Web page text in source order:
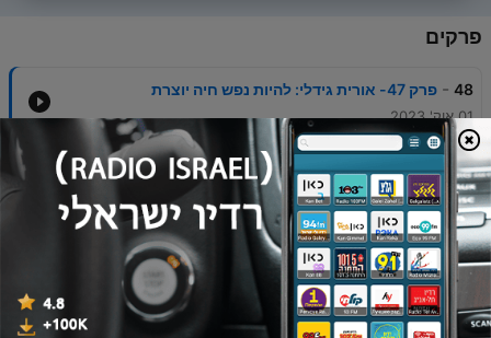
פרקים
48
- פרק 47- אורית גידלי: להיות נפש חיה יוצרת
01 אוק' 2023
47
-
פרק 46- פרופ׳ אלס ורבקל: אדריכלות ותכנון ערים בזמן
הזה
23 אוג' 2023
46 פרק 45- דניאל רובין: יצירה ועשייה מתמשכת
12 יולי 2023
45
פרק 44- סמדר גנזי: פרו אייג׳ינג, יופי וריפוי בהתבגרות
טבעית